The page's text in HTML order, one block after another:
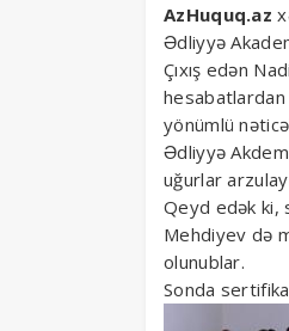
AzHuquq.az
Ədliyyə
Çıxış edən
hesabatlardan
yönümlü
Ədliyyə
uğurlar
Qeyd edək ki,
Mehdiyev də
olunublar.
Sonda